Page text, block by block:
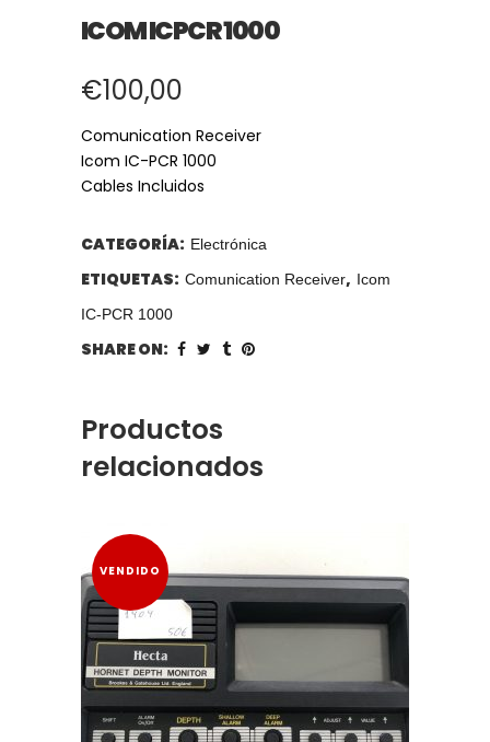
ICOM ICPCR 1000
€100,00
Comunication Receiver
Icom IC-PCR 1000
Cables Incluidos
CATEGORÍA: Electrónica
ETIQUETAS: Comunication Receiver, Icom
IC-PCR 1000
SHARE ON:
Productos
relacionados
VENDIDO